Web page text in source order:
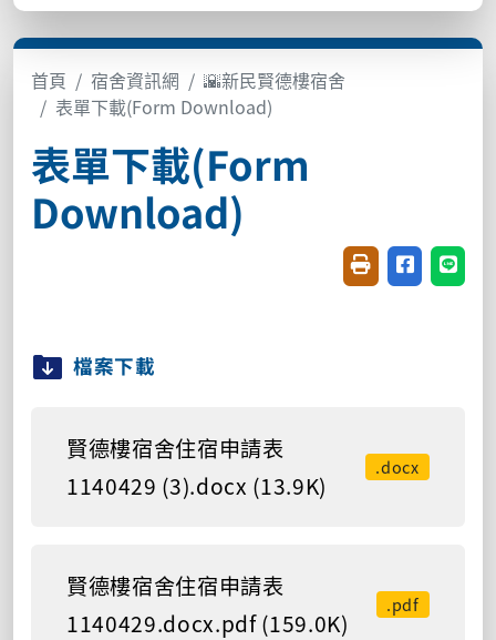
首頁 宿舍資訊網
🌇新民賢德樓宿舍
表單下載(Form Download)
表單下載(Form
Download)
友善列印(開新視
分享至臉書
分享
檔案下載
賢德樓宿舍住宿申請表
1140429 (3).docx (13.9K)
.docx
賢德樓宿舍住宿申請表
1140429.docx.pdf (159.0K)
.pdf